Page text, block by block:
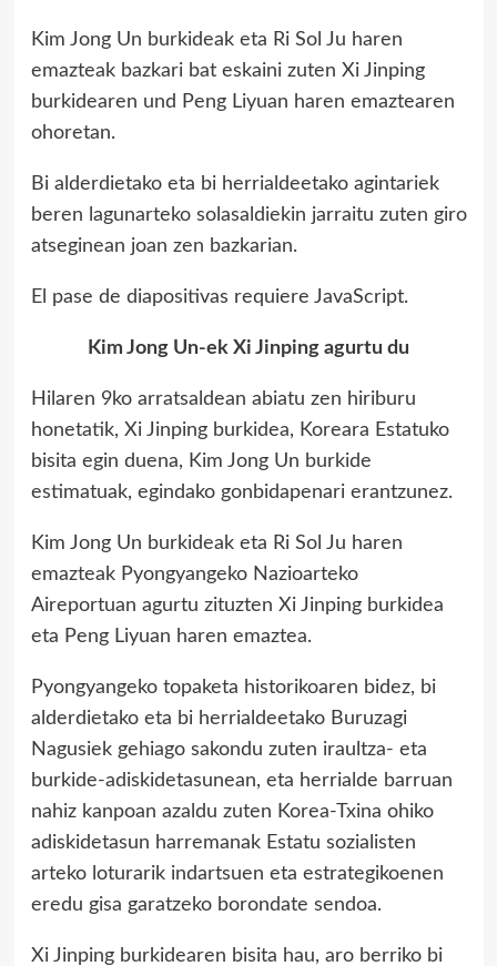
Kim Jong Un burkideak eta Ri Sol Ju haren
emazteak bazkari bat eskaini zuten Xi Jinping
burkidearen und Peng Liyuan haren emaztearen
ohoretan.
Bi alderdietako eta bi herrialdeetako agintariek
beren lagunarteko solasaldiekin jarraitu zuten giro
atseginean joan zen bazkarian.
El pase de diapositivas requiere JavaScript.
Kim Jong Un-ek Xi Jinping agurtu du
Hilaren 9ko arratsaldean abiatu zen hiriburu
honetatik, Xi Jinping burkidea, Koreara Estatuko
bisita egin duena, Kim Jong Un burkide
estimatuak, egindako gonbidapenari erantzunez.
Kim Jong Un burkideak eta Ri Sol Ju haren
emazteak Pyongyangeko Nazioarteko
Aireportuan agurtu zituzten Xi Jinping burkidea
eta Peng Liyuan haren emaztea.
Pyongyangeko topaketa historikoaren bidez, bi
alderdietako eta bi herrialdeetako Buruzagi
Nagusiek gehiago sakondu zuten iraultza- eta
burkide-adiskidetasunean, eta herrialde barruan
nahiz kanpoan azaldu zuten Korea-Txina ohiko
adiskidetasun harremanak Estatu sozialisten
arteko loturarik indartsuen eta estrategikoenen
eredu gisa garatzeko borondate sendoa.
Xi Jinping burkidearen bisita hau, aro berriko bi